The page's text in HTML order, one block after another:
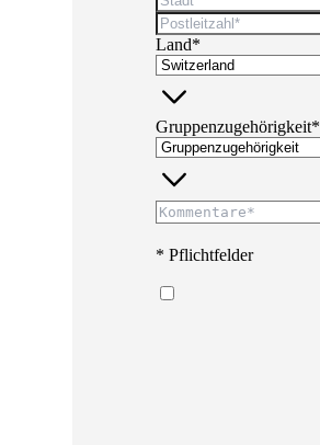
Land*
Gruppenzugehörigkeit*
* Pflichtfelder